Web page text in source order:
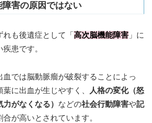
害の原因ではない
れも後遺症として「 高次脳機能障害 」に
患です。
血では脳動脈瘤が破裂することによっ
に出血が生じやすく、
人格の変化（怒
がなくなる） などの社会行動障害や記
合が高いとされています。